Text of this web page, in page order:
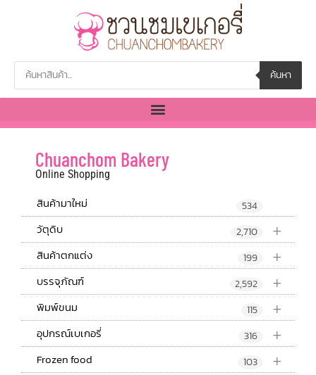
ค้นหา
Chuanchom Bakery
Online Shopping
สินค้ามาใหม่ 534
+
วัตุดิบ 2,710
+
สินค้าตกแต่ง 199
+
บรรจุภัณฑ์ 2,592
+
พิมพ์ขนม 115
+
อุปกรณ์เบเกอรี่ 316
+
Frozen food 103